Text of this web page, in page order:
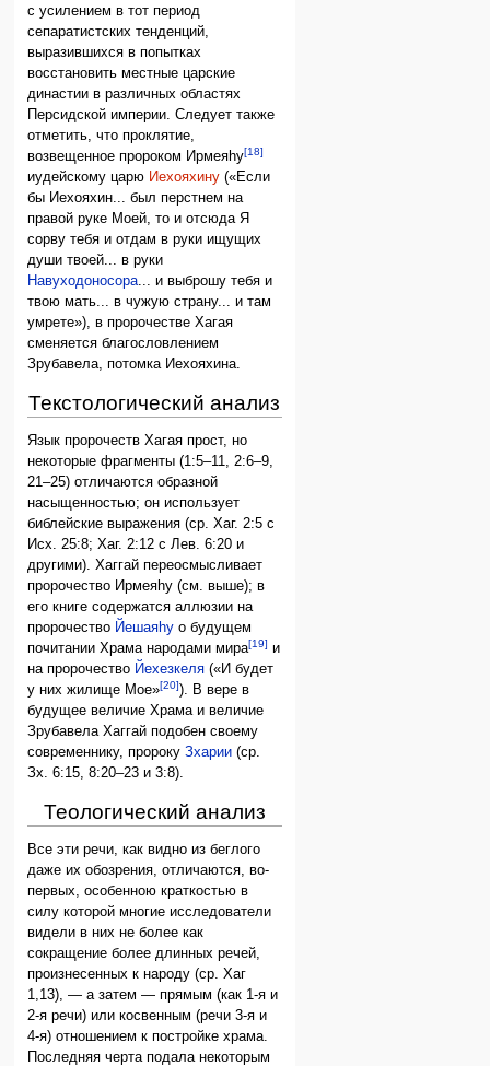
с усилением в тот период
сепаратистских тенденций,
выразившихся в попытках
восстановить местные царские
династии в различных областях
Персидской империи. Следует также
отметить, что проклятие,
возвещенное пророком Ирмеяhу[18]
иудейскому царю Иехояхину («Если
бы Иехояхин... был перстнем на
правой руке Моей, то и отсюда Я
сорву тебя и отдам в руки ищущих
души твоей... в руки
Навуходоносора... и выброшу тебя и
твою мать... в чужую страну... и там
умрете»), в пророчестве Хагая
сменяется благословлением
Зрубавела, потомка Иехояхина.
Текстологический анализ
Язык пророчеств Хагая прост, но
некоторые фрагменты (1:5–11, 2:6–9,
21–25) отличаются образной
насыщенностью; он использует
библейские выражения (ср. Хаг. 2:5 с
Исх. 25:8; Хаг. 2:12 с Лев. 6:20 и
другими). Хаггай переосмысливает
пророчество Ирмеяhу (см. выше); в
его книге содержатся аллюзии на
пророчество Йешаяhу о будущем
почитании Храма народами мира[19] и
на пророчество Йехезкеля («И будет
у них жилище Мое»[20]). В вере в
будущее величие Храма и величие
Зрубавела Хаггай подобен своему
современнику, пророкуЗхарии (ср.
Зх. 6:15, 8:20–23 и 3:8).
Теологический анализ
Все эти речи, как видно из беглого
даже их обозрения, отличаются, во-
первых, особенною краткостью в
силу которой многие исследователи
видели в них не более как
сокращение более длинных речей,
произнесенных к народу (ср. Хаг
1,13), — а затем — прямым (как 1-я и
2-я речи) или косвенным (речи 3-я и
4-я) отношением к постройке храма.
Последняя черта подала некоторым